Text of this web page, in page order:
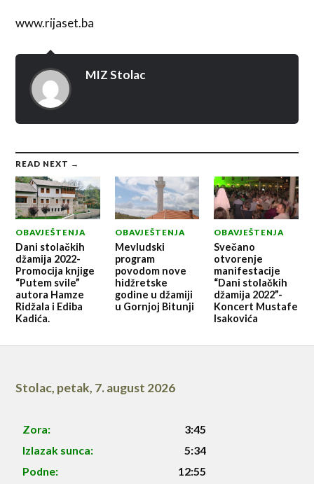
www.rijaset.ba
MIZ Stolac
READ NEXT →
OBAVJEŠTENJA
Dani stolačkih
džamija 2022-
Promocija knjige
“Putem svile”
autora Hamze
Ridžala i Ediba
Kadića.
OBAVJEŠTENJA
Mevludski
program
povodom nove
hidžretske
godine u džamiji
u Gornjoj Bitunji
OBAVJEŠTENJA
Svečano
otvorenje
manifestacije
“Dani stolačkih
džamija 2022”-
Koncert Mustafe
Isakovića
Stolac, petak, 7. august 2026
Zora:
3:45
Izlazak sunca:
5:34
Podne:
12:55